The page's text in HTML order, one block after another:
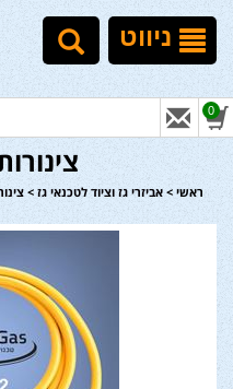
ניווט
0
ראשי > אביזרי גז וציוד לטכנאי גז >